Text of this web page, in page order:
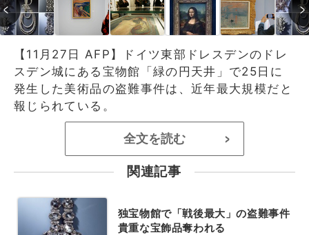
【11月27日 AFP】ドイツ東部ドレスデンのドレ
スデン城にある宝物館「緑の円天井」で25日に
発生した美術品の盗難事件は、近年最大規模だと
報じられている。
全文を読む >
関連記事
独宝物館で「戦後最大」の盗難事件
貴重な宝飾品奪われる